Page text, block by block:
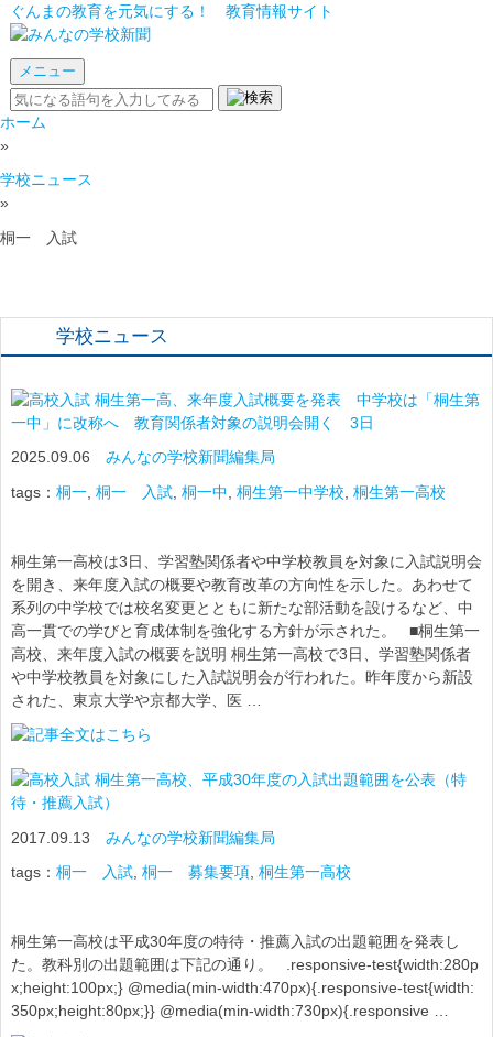
ぐんまの教育を元気にする！ 教育情報サイト
メニュー
ホーム
»
学校ニュース
»
桐一 入試
学校ニュース
桐生第一高、来年度入試概要を発表 中学校は「桐生第
一中」に改称へ 教育関係者対象の説明会開く 3日
2025.09.06 みんなの学校新聞編集局
tags： 桐一 桐一 入試 桐一中 桐生第一中学校 桐生第一高校
桐生第一高校は3日、学習塾関係者や中学校教員を対象に入試説明会
を開き、来年度入試の概要や教育改革の方向性を示した。あわせて
系列の中学校では校名変更とともに新たな部活動を設けるなど、中
高一貫での学びと育成体制を強化する方針が示された。 ■桐生第一
高校、来年度入試の概要を説明 桐生第一高校で3日、学習塾関係者
や中学校教員を対象にした入試説明会が行われた。昨年度から新設
された、東京大学や京都大学、医 …
桐生第一高校、平成30年度の入試出題範囲を公表（特
待・推薦入試）
2017.09.13 みんなの学校新聞編集局
tags： 桐一 入試 桐一 募集要項 桐生第一高校
桐生第一高校は平成30年度の特待・推薦入試の出題範囲を発表し
た。教科別の出題範囲は下記の通り。 .responsive-test{width:280p
x;height:100px;} @media(min-width:470px){.responsive-test{width:
350px;height:80px;}} @media(min-width:730px){.responsive …